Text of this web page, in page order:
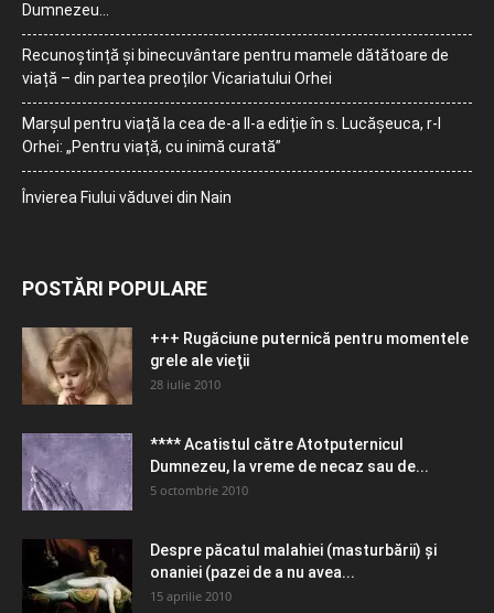
Dumnezeu…
Recunoștință și binecuvântare pentru mamele dătătoare de
viață – din partea preoților Vicariatului Orhei
Marșul pentru viață la cea de-a II-a ediție în s. Lucășeuca, r-l
Orhei: „Pentru viață, cu inimă curată”
Învierea Fiului văduvei din Nain
POSTĂRI POPULARE
+++ Rugăciune puternică pentru momentele
grele ale vieţii
28 iulie 2010
**** Acatistul către Atotputernicul
Dumnezeu, la vreme de necaz sau de...
5 octombrie 2010
Despre păcatul malahiei (masturbării) şi
onaniei (pazei de a nu avea...
15 aprilie 2010